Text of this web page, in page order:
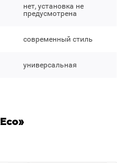
нет, установка не
предусмотрена
современный стиль
универсальная